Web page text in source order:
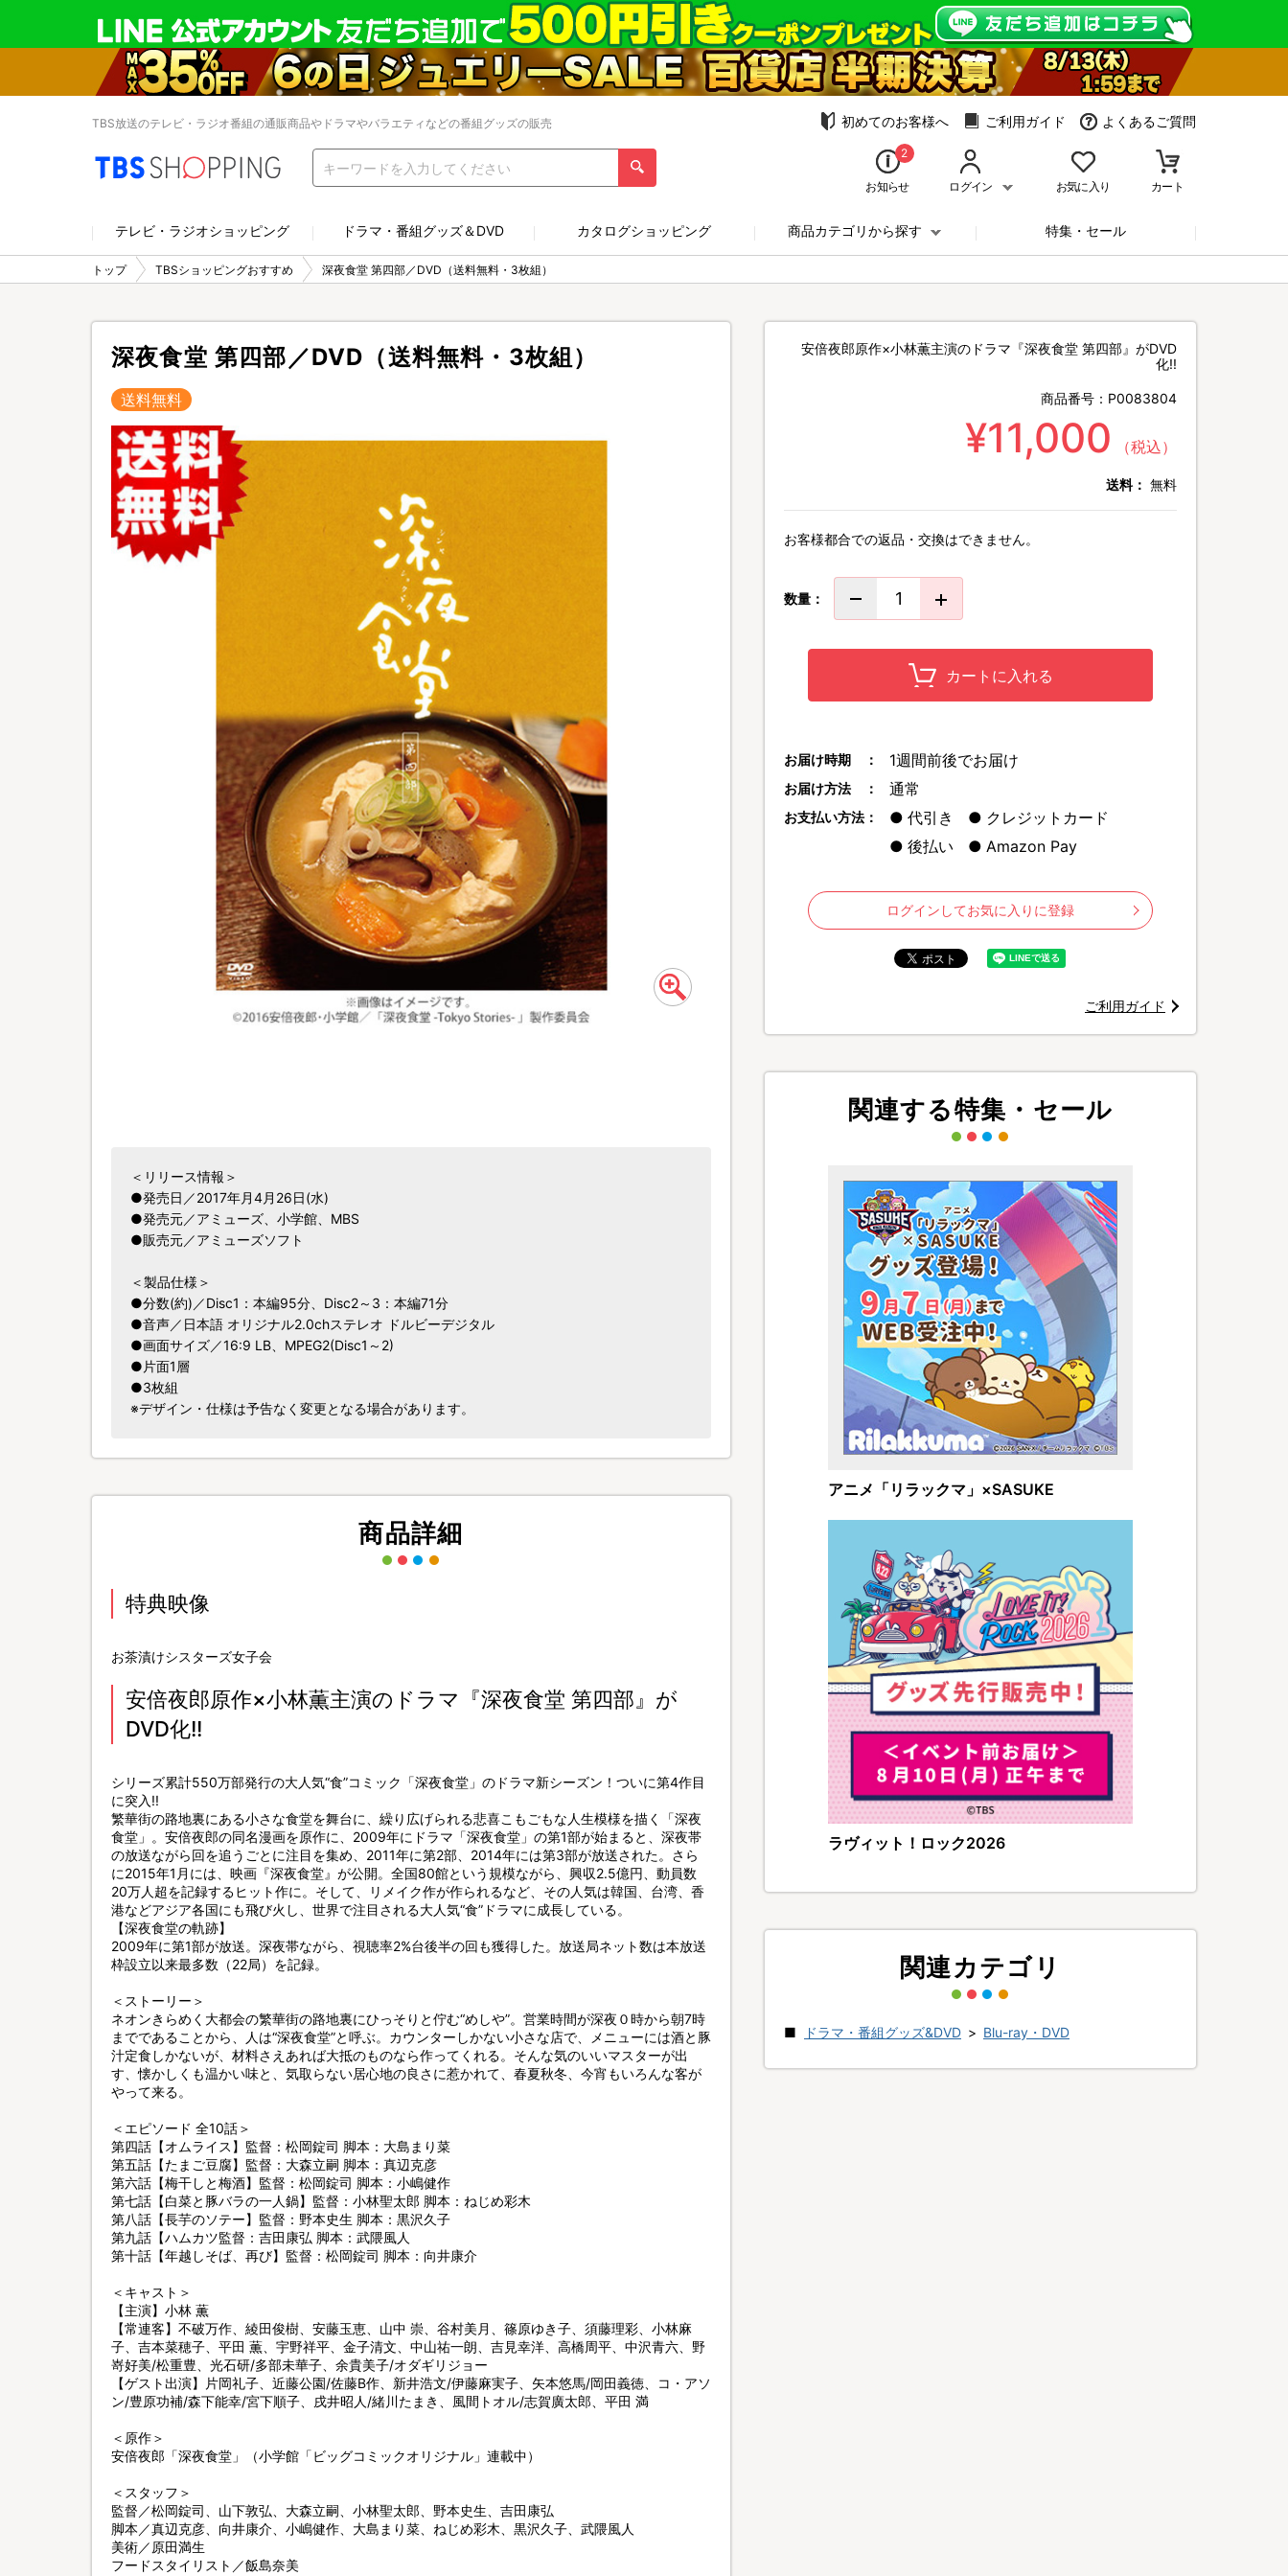
TBS放送のテレビ・ラジオ番組の通販商品やドラマやバラエティなどの番組グッズの販売 初めてのお客様へ ご利用ガイド よくあるご質問
2
お知らせ ログイン お気に入り カート
テレビ・ラジオショッピング ドラマ・番組グッズ＆DVD カタログショッピング 商品カテゴリから探す 特集・セール
トップ TBSショッピングおすすめ 深夜食堂 第四部／DVD（送料無料・3枚組）
深夜食堂 第四部／DVD（送料無料・3枚組）
送料無料
＜リリース情報＞
●発売日／2017年月4月26日(水)
●発売元／アミューズ、小学館、MBS
●販売元／アミューズソフト
＜製品仕様＞
●分数(約)／Disc1：本編95分、Disc2～3：本編71分
●音声／日本語 オリジナル2.0chステレオ ドルビーデジタル
●画面サイズ／16:9 LB、MPEG2(Disc1～2)
●片面1層
●3枚組
※デザイン・仕様は予告なく変更となる場合があります。
商品詳細
特典映像
お茶漬けシスターズ女子会
安倍夜郎原作×小林薫主演のドラマ『深夜食堂 第四部』が
DVD化!!
シリーズ累計550万部発行の大人気“食”コミック「深夜食堂」のドラマ新シーズン！ついに第4作目
に突入!!
繁華街の路地裏にある小さな食堂を舞台に、繰り広げられる悲喜こもごもな人生模様を描く「深夜
食堂」。安倍夜郎の同名漫画を原作に、2009年にドラマ「深夜食堂」の第1部が始まると、深夜帯
の放送ながら回を追うごとに注目を集め、2011年に第2部、2014年には第3部が放送された。さら
に2015年1月には、映画『深夜食堂』が公開。全国80館という規模ながら、興収2.5億円、動員数
20万人超を記録するヒット作に。そして、リメイク作が作られるなど、その人気は韓国、台湾、香
港などアジア各国にも飛び火し、世界で注目される大人気“食”ドラマに成長している。
【深夜食堂の軌跡】
2009年に第1部が放送。深夜帯ながら、視聴率2%台後半の回も獲得した。放送局ネット数は本放送
枠設立以来最多数（22局）を記録。
＜ストーリー＞
ネオンきらめく大都会の繁華街の路地裏にひっそりと佇む“めしや”。営業時間が深夜０時から朝7時
までであることから、人は“深夜食堂”と呼ぶ。カウンターしかない小さな店で、メニューには酒と豚
汁定食しかないが、材料さえあれば大抵のものなら作ってくれる。そんな気のいいマスターが出
す、懐かしくも温かい味と、気取らない居心地の良さに惹かれて、春夏秋冬、今宵もいろんな客が
やって来る。
＜エピソード 全10話＞
第四話【オムライス】監督：松岡錠司 脚本：大島まり菜
第五話【たまご豆腐】監督：大森立嗣 脚本：真辺克彦
第六話【梅干しと梅酒】監督：松岡錠司 脚本：小嶋健作
第七話【白菜と豚バラの一人鍋】監督：小林聖太郎 脚本：ねじめ彩木
第八話【長芋のソテー】監督：野本史生 脚本：黒沢久子
第九話【ハムカツ監督：吉田康弘 脚本：武隈風人
第十話【年越しそば、再び】監督：松岡錠司 脚本：向井康介
＜キャスト＞
【主演】小林 薫
【常連客】不破万作、綾田俊樹、安藤玉恵、山中 崇、谷村美月、篠原ゆき子、須藤理彩、小林麻
子、吉本菜穂子、平田 薫、宇野祥平、金子清文、中山祐一朗、吉見幸洋、高橋周平、中沢青六、野
嵜好美/松重豊、光石研/多部未華子、余貴美子/オダギリジョー
【ゲスト出演】片岡礼子、近藤公園/佐藤B作、新井浩文/伊藤麻実子、矢本悠馬/岡田義徳、コ・アソ
ン/豊原功補/森下能幸/宮下順子、戌井昭人/緒川たまき、風間トオル/志賀廣太郎、平田 満
＜原作＞
安倍夜郎「深夜食堂」（小学館「ビッグコミックオリジナル」連載中）
＜スタッフ＞
監督／松岡錠司、山下敦弘、大森立嗣、小林聖太郎、野本史生、吉田康弘
脚本／真辺克彦、向井康介、小嶋健作、大島まり菜、ねじめ彩木、黒沢久子、武隈風人
美術／原田満生
フードスタイリスト／飯島奈美
安倍夜郎原作×小林薫主演のドラマ『深夜食堂 第四部』がDVD
化!!
商品番号： P0083804
¥11,000 （税込）
送料： 無料
お客様都合での返品・交換はできません。
数量：
カートに入れる
お届け時期 ： 1週間前後でお届け
お届け方法 ： 通常
お支払い方法： 代引き
クレジットカード
後払い
Amazon Pay
ログインしてお気に入りに登録
ご利用ガイド
関連する特集・セール
アニメ「リラックマ」×SASUKE
ラヴィット！ロック2026
関連カテゴリ
ドラマ・番組グッズ&DVD > Blu-ray・DVD